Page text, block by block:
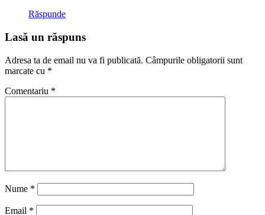
Răspunde
Lasă un răspuns
Adresa ta de email nu va fi publicată. Câmpurile obligatorii sunt
marcate cu *
Comentariu *
Nume *
Email *